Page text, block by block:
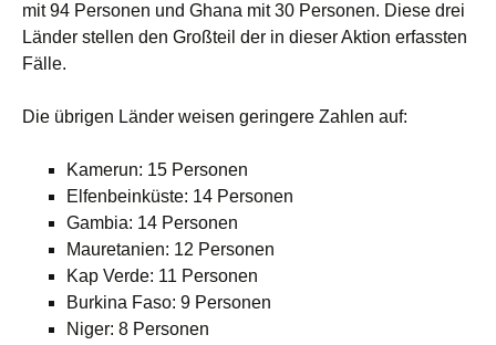
mit 94 Personen und Ghana mit 30 Personen. Diese drei
Länder stellen den Großteil der in dieser Aktion erfassten
Fälle.
Die übrigen Länder weisen geringere Zahlen auf:
Kamerun: 15 Personen
Elfenbeinküste: 14 Personen
Gambia: 14 Personen
Mauretanien: 12 Personen
Kap Verde: 11 Personen
Burkina Faso: 9 Personen
Niger: 8 Personen